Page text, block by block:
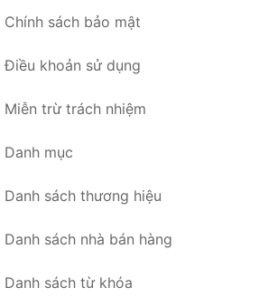
Chính sách bảo mật
Điều khoản sử dụng
Miễn trừ trách nhiệm
Danh mục
Danh sách thương hiệu
Danh sách nhà bán hàng
Danh sách từ khóa